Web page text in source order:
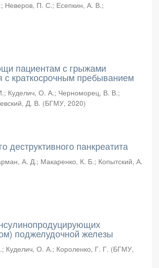
; Неверов, П. С.; Есепкин, А. В.;
пациентам с грыжами
краткосрочным пребыванием
; Куделич, О. А.; Черноморец, В. В.;
Д. В. (БГМУ,2020)
панкреатита
А. Д.; Макаренко, К. Б.; Копытский, А.
поджелудочной железы
; Куделич, О. А.; Короленко, Г. Г. (БГМУ,